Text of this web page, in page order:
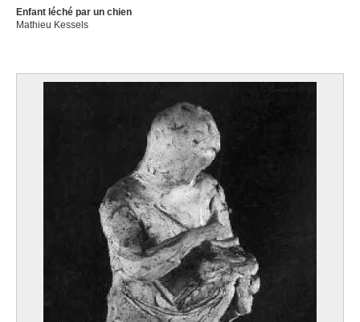
Enfant léché par un chien
Mathieu Kessels